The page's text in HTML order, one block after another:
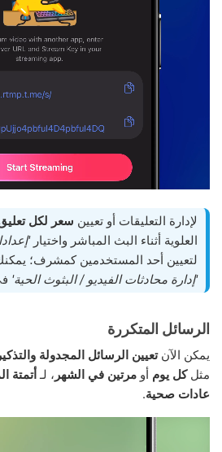
لإدارة التعليقات أو تعيين سعر لكل
العلوية أثناء البث المباشر واختيار
لتعيين أحد المستخدمين كمشرف؛
'إدارة محادثات الفيديو / البثوث الحية'
الرسائل المتكررة
يمكن الآنتعيين الرسائل المجدولة
مثلكل يوم أو مرتين في الشهر ، لـ أتمتة
عادات صحية.